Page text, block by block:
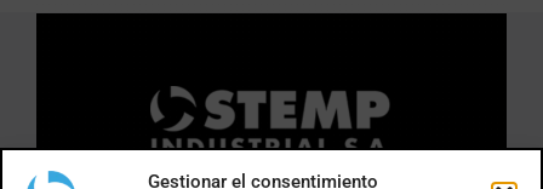
Gestionar el consentimiento